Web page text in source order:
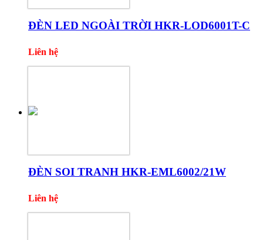
ĐÈN LED NGOÀI TRỜI HKR-LOD6001T-C
Liên hệ
ĐÈN SOI TRANH HKR-EML6002/21W
Liên hệ